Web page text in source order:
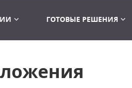
ГОТОВЫЕ РЕШЕНИЯ